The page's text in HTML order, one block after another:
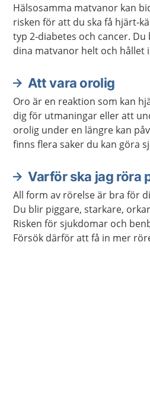
Hälsosamma matvanor kan
risken för att du ska få hjärt-
typ 2-diabetes och cancer.
dina matvanor helt och hållet
Att vara orolig
Oro är en reaktion som kan
dig för utmaningar eller att
orolig under en längre kan
finns flera saker du kan göra
Varför ska jag röra
All form av rörelse är bra för
Du blir piggare, starkare,
Risken för sjukdomar och
Försök därför att få in mer